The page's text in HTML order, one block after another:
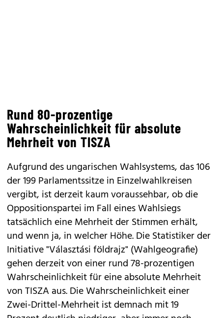
Rund 80-prozentige
Wahrscheinlichkeit für absolute
Mehrheit von TISZA
Aufgrund des ungarischen Wahlsystems, das 106
der 199 Parlamentssitze in Einzelwahlkreisen
vergibt, ist derzeit kaum voraussehbar, ob die
Oppositionspartei im Fall eines Wahlsiegs
tatsächlich eine Mehrheit der Stimmen erhält,
und wenn ja, in welcher Höhe. Die Statistiker der
Initiative "Választási földrajz" (Wahlgeografie)
gehen derzeit von einer rund 78-prozentigen
Wahrscheinlichkeit für eine absolute Mehrheit
von TISZA aus. Die Wahrscheinlichkeit einer
Zwei-Drittel-Mehrheit ist demnach mit 19